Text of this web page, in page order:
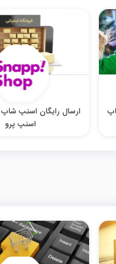
ارسال رایگان اسنپ شاپ
اسنپ پرو